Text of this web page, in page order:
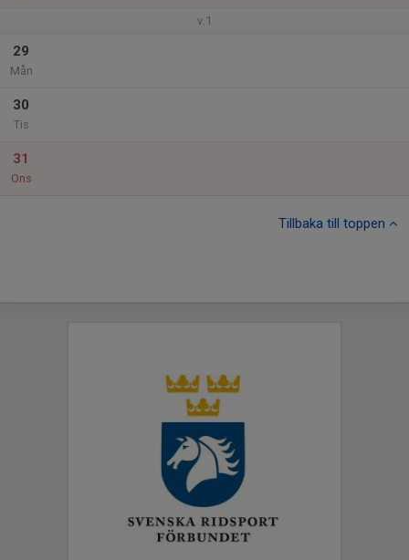
v.1
29
Mån
30
Tis
31
Ons
Tillbaka till toppen